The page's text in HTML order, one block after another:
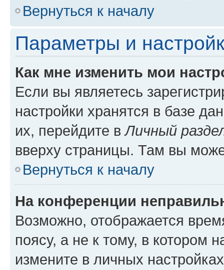
Вернуться к началу
Параметры и
Как мне изменить мои
Если вы являетесь
настройки хранятся в базе
их, перейдите вЛичный
вверху страницы. Там вы
Вернуться к началу
На конференции
Возможно, отображается
поясу, а не к тому, в котором
измените в личных